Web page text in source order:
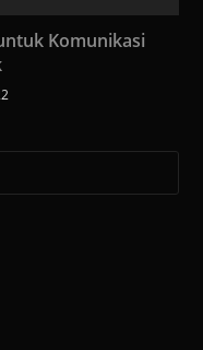
Komunikasi